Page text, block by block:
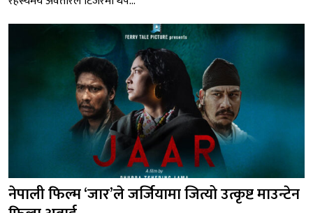
नेपाली फिल्म ‘जार’ले जर्जियामा जित्यो उत्कृष्ट माउन्टेन